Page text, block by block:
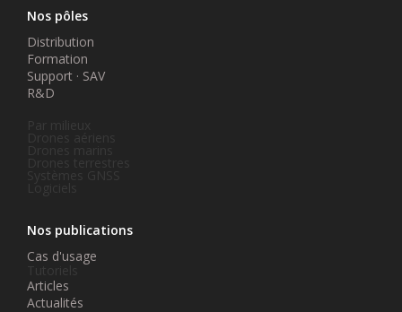
Nos pôles
Distribution
Formation
Support · SAV
R&D
Drones aériens
Drones marins
Drones terrestres
Systèmes GNSS
Logiciels
Nos publications
Cas d'usage
Tutoriels
Articles
Actualités